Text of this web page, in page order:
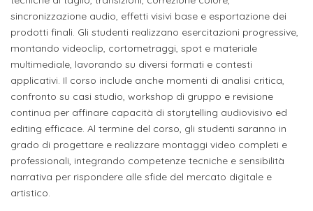
Laboratori
e
sede
MISSIONE
Progetti
Terza
Missione
e
Didattica
dell'arte
Dipartimento
di
Progettazione
e
Arti
Applicate
Carriera
Alias
Iscrizione
a
corsi
singoli
Laboratori
Stage
attivabili
Opportunità
di
lavoro
Aziende
convenzionate
nostro
studente
Iscriviti
alla
Newsletter
OPPORTUNITÀ
FSL
e
diventare
un
nostro
studente
d'azienda
sincronizzazione audio, effetti visivi base e esportazione dei
prodotti finali. Gli studenti realizzano esercitazioni progressive,
montando videoclip, cortometraggi, spot e materiale
multimediale, lavorando su diversi formati e contesti
applicativi. Il corso include anche momenti di analisi critica,
confronto su casi studio, workshop di gruppo e revisione
continua per affinare capacità di storytelling audiovisivo ed
editing efficace. Al termine del corso, gli studenti saranno in
grado di progettare e realizzare montaggi video completi e
professionali, integrando competenze tecniche e sensibilità
narrativa per rispondere alle sfide del mercato digitale e
artistico.